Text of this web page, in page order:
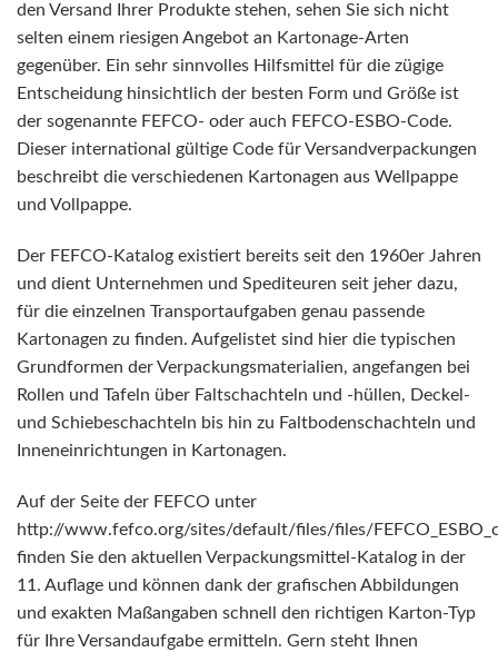
den Versand Ihrer Produkte stehen, sehen Sie sich nicht
selten einem riesigen Angebot an Kartonage-Arten
gegenüber. Ein sehr sinnvolles Hilfsmittel für die zügige
Entscheidung hinsichtlich der besten Form und Größe ist
der sogenannte FEFCO- oder auch FEFCO-ESBO-Code.
Dieser international gültige Code für Versandverpackungen
beschreibt die verschiedenen Kartonagen aus Wellpappe
und Vollpappe.
Der FEFCO-Katalog existiert bereits seit den 1960er Jahren
und dient Unternehmen und Spediteuren seit jeher dazu,
für die einzelnen Transportaufgaben genau passende
Kartonagen zu finden. Aufgelistet sind hier die typischen
Grundformen der Verpackungsmaterialien, angefangen bei
Rollen und Tafeln über Faltschachteln und -hüllen, Deckel-
und Schiebeschachteln bis hin zu Faltbodenschachteln und
Inneneinrichtungen in Kartonagen.
Auf der Seite der FEFCO unter
http://www.fefco.org/sites/default/files/files/
finden Sie den aktuellen Verpackungsmittel-Katalog in der
11. Auflage und können dank der grafischen Abbildungen
und exakten Maßangaben schnell den richtigen Karton-Typ
für Ihre Versandaufgabe ermitteln. Gern steht Ihnen